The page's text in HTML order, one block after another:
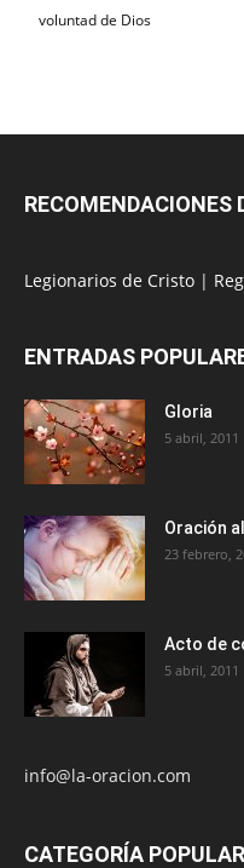
voluntad de Dios
RECOMENDACIONES
Legionarios de Cristo |
ENTRADAS
Gloria
5 abril, 2011
Oración
23 febrero,
Acto de
5 abril, 2011
info@la-oracion.com
CATEGORÍA POPULAR